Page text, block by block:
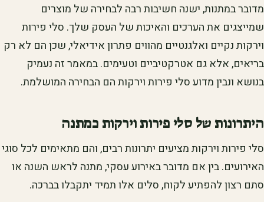
מדובר במתנות, ישנה חשיבות רבה לבחירה של מוצרים
שמייצגים את הערכים והאיכות של העסק שלך. סלי פירות
וירקות נקיים ואלגנטיים מהווים פתרון אידיאלי, שכן הם לא רק
בריאים, אלא גם אטרקטיביים וטעימים. במאמר זה נעמיק
בנושא ונבין מדוע סלי פירות וירקות הם הבחירה המושלמת.
היתרונות של סלי פירות וירקות כמתנה
סלי פירות וירקות מציעים יתרונות רבים, והם מתאימים לכל סוגי
האירועים. בין אם מדובר באירוע עסקי, מתנה לראש השנה או
סתם רצון להפתיע לקוח, סלים אלו תמיד יתקבלו בברכה.